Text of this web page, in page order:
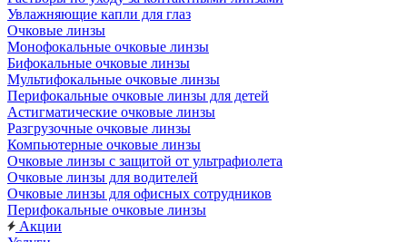
Увлажняющие капли для глаз
Очковые линзы
Монофокальные очковые линзы
Бифокальные очковые линзы
Мультифокальные очковые линзы
Перифокальные очковые линзы для детей
Астигматические очковые линзы
Разгрузочные очковые линзы
Компьютерные очковые линзы
Очковые линзы с защитой от ультрафиолета
Очковые линзы для водителей
Очковые линзы для офисных сотрудников
Перифокальные очковые линзы
Акции